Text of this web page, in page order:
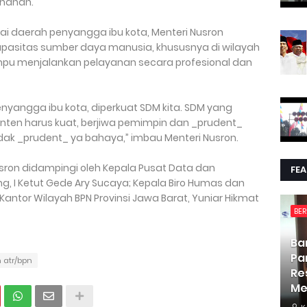
daerah penyangga ibu kota, Menteri Nusron
sumber daya manusia, khususnya di wilayah
menjalankan pelayanan secara profesional dan
ibu kota, diperkuat SDM kita. SDM yang
harus kuat, berjiwa pemimpin dan _prudent_
_prudent_ ya bahaya,” imbau Menteri Nusron.
didampingi oleh Kepala Pusat Data dan
I Ketut Gede Ary Sucaya; Kepala Biro Humas dan
Wilayah BPN Provinsi Jawa Barat, Yuniar Hikmat
atr/bpn